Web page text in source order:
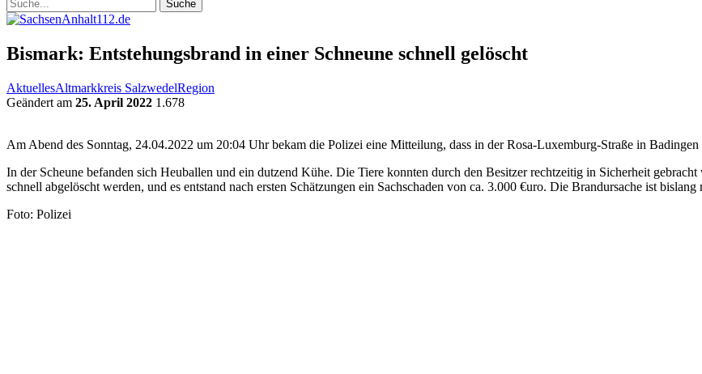
Bismark: Entstehungsbrand in einer Schneune schnell gelöscht
AktuellesAltmarkkreis SalzwedelRegion
Geändert am 25. April 2022 1.678
Am Abend des Sonntag, 24.04.2022 um 20:04 Uhr bekam die Polizei eine Mitteilung, dass in der Rosa-Luxemburg-Straße in
In der Scheune befanden sich Heuballen und ein dutzend Kühe. Die Tiere konnten durch den Besitzer rechtzeitig in Sicherheit
schnell abgelöscht werden, und es entstand nach ersten Schätzungen ein Sachschaden von ca. 3.000 €uro. Die Brandursache ist
Foto: Polizei